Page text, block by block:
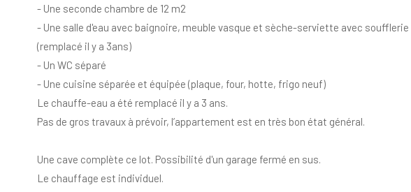
- Une seconde chambre de 12 m2
- Une salle d'eau avec baignoire, meuble vasque et sèche-serviette avec soufflerie
(remplacé il y a 3ans)
- Un WC séparé
- Une cuisine séparée et équipée (plaque, four, hotte, frigo neuf)
Le chauffe-eau a été remplacé il y a 3 ans.
Pas de gros travaux à prévoir, l’appartement est en très bon état général.
Une cave complète ce lot. Possibilité d'un garage fermé en sus.
Le chauffage est individuel.